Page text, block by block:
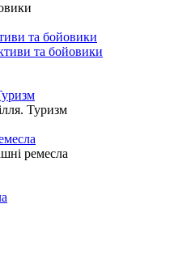
та бойовики
та бойовики
Туризм
ремесла